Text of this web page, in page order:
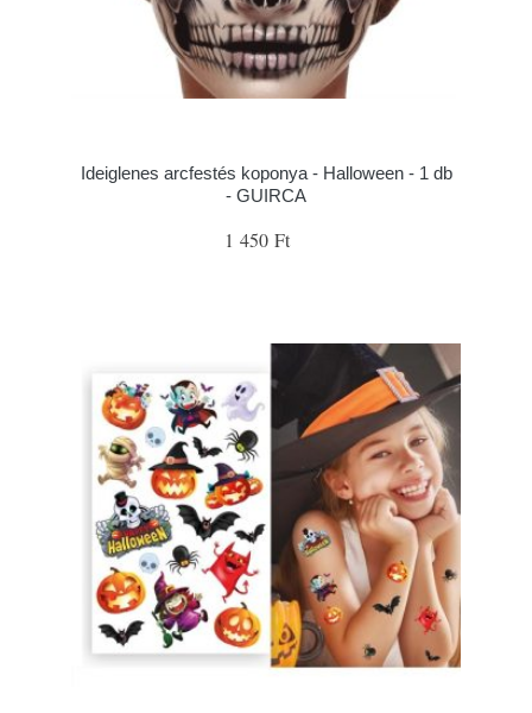
Ideiglenes arcfestés koponya - Halloween - 1 db
- GUIRCA
1 450 Ft